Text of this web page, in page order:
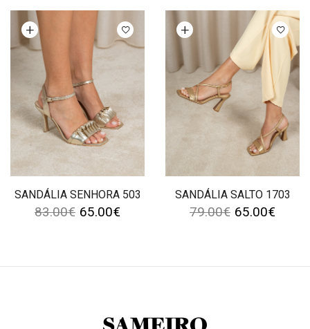
SANDÁLIA SENHORA 503
opções
83.00€ 65.00€
SANDÁLIA SALTO 1703
Ver opções
79.00€ 65.00€